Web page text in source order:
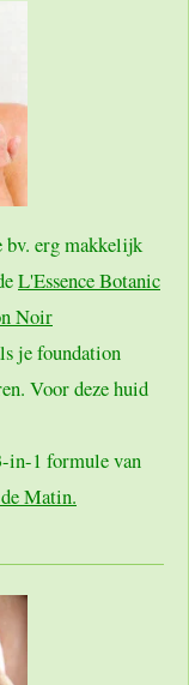
bv. erg makkelijk
L'Essence Botanic
Noir
je foundation
Voor deze huid
in-1 formule van
Matin.